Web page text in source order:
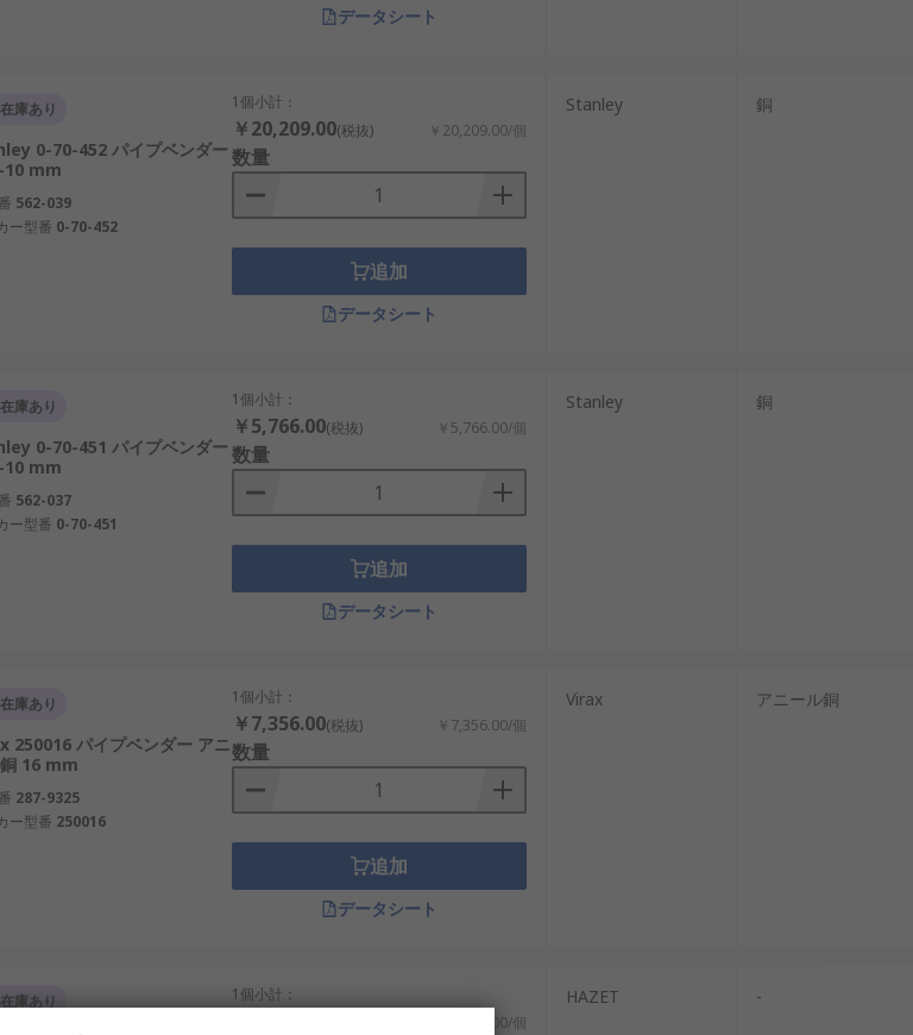
データシート
在庫あり
0-70-452 パイプベンダー
10 mm
562-039
ー型番 0-70-452
1個小計：
￥20,209.00(税抜) ￥20,209.00/個
数量
追加
データシート
Stanley 銅
在庫あり
0-70-451 パイプベンダー
10 mm
562-037
ー型番 0-70-451
1個小計：
￥5,766.00(税抜) ￥5,766.00/個
数量
追加
データシート
Stanley 銅
在庫あり
250016 パイプベンダー アニ
16 mm
287-9325
ー型番 250016
1個小計：
￥7,356.00(税抜) ￥7,356.00/個
数量
追加
データシート
Virax アニール銅
在庫あり 1個小計：
￥7,769.00/個
HAZET -